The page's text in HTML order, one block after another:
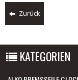
Zurück
KATEGORIEN